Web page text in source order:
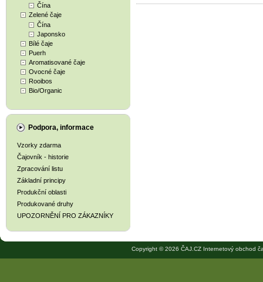
Čína
Zelené čaje
Čína
Japonsko
Bílé čaje
Puerh
Aromatisované čaje
Ovocné čaje
Rooibos
Bio/Organic
Podpora, informace
Vzorky zdarma
Čajovník - historie
Zpracování listu
Základní principy
Produkční oblasti
Produkované druhy
UPOZORNĚNÍ PRO ZÁKAZNÍKY
Copyright © 2026 ČAJ.CZ Internetový obchod